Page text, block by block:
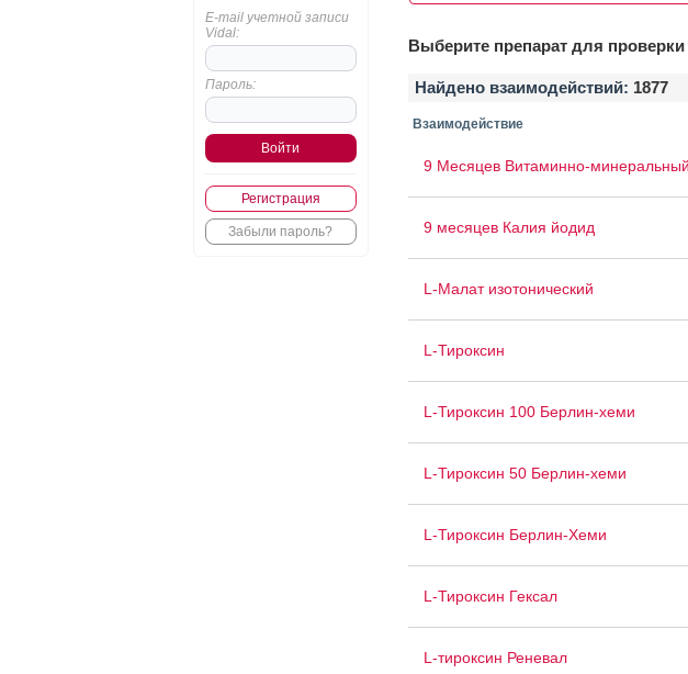
E-mail учетной записи
Vidal:
Пароль:
Регистрация
Забыли пароль?
Выберите препарат для
Найдено взаимодействий: 1877
Взаимодействие
9 Месяцев Витаминно-
9 месяцев Калия йодид
L-Малат изотонический
L-Тироксин
L-Тироксин 100 Берлин-хеми
L-Тироксин 50 Берлин-хеми
L-Тироксин Берлин-Хеми
L-Тироксин Гексал
L-тироксин Реневал